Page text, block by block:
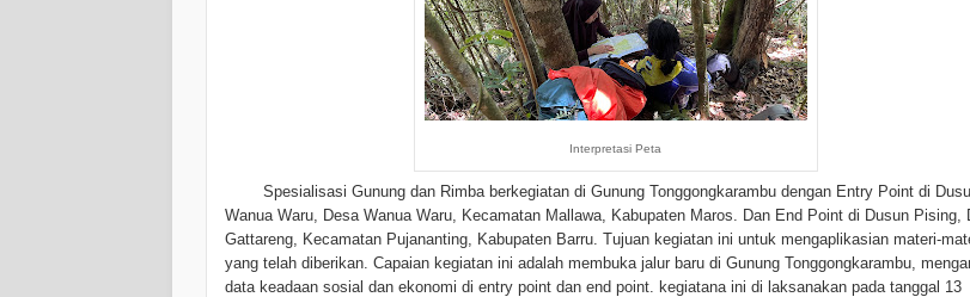
Interpretasi Peta
Spesialisasi Gunung dan Rimba berkegiatan di Gunung Tonggongkarambu dengan Entry Point di
Wanua Waru, Desa Wanua Waru, Kecamatan Mallawa, Kabupaten Maros. Dan End Point di Dusun Pising,
Gattareng, Kecamatan Pujananting, Kabupaten Barru. Tujuan kegiatan ini untuk mengaplikasian materi-
yang telah diberikan. Capaian kegiatan ini adalah membuka jalur baru di Gunung Tonggongkarambu,
data keadaan sosial dan ekonomi di entry point dan end point. kegiatana ini di laksanakan pada tanggal 13